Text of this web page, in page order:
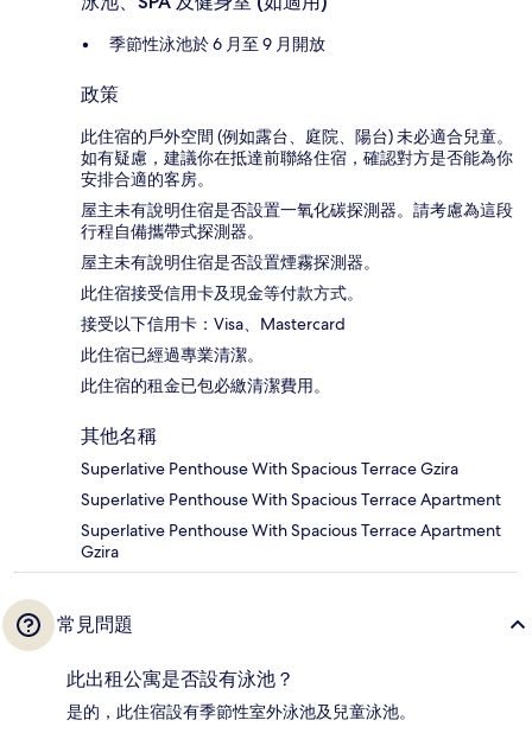
季節性泳池於 6 月至 9 月開放
政策
此住宿的戶外空間 (例如露台、庭院、陽台) 未必適合兒童。
如有疑慮，建議你在抵達前聯絡住宿，確認對方是否能為你
安排合適的客房。
屋主未有說明住宿是否設置一氧化碳探測器。請考慮為這段
行程自備攜帶式探測器。
屋主未有說明住宿是否設置煙霧探測器。
此住宿接受信用卡及現金等付款方式。
接受以下信用卡：Visa、Mastercard
此住宿已經過專業清潔。
此住宿的租金已包必繳清潔費用。
其他名稱
Superlative Penthouse With Spacious Terrace Gzira
Superlative Penthouse With Spacious Terrace Apartment
Superlative Penthouse With Spacious Terrace Apartment
Gzira
常見問題
此出租公寓是否設有泳池？
是的，此住宿設有季節性室外泳池及兒童泳池。